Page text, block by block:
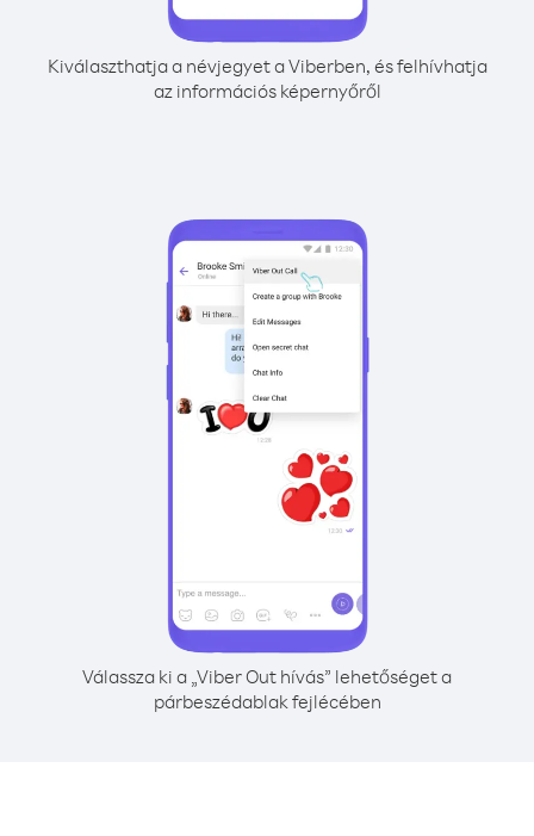
Kiválaszthatja a névjegyet a Viberben, és felhívhatja
az információs képernyőről
Válassza ki a „Viber Out hívás” lehetőséget a
párbeszédablak fejlécében